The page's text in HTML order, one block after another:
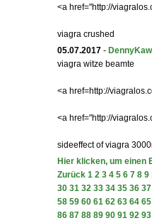
<a href="http://
viagra crushed
05.07.2017 - DennyKaw
viagra witze beamte
<a href=http://
<a href="http://
sideeffect of viagra
Hier klicken, um einen
Zurück 1 2 3 4 5 6 7 8 9
30 31 32 33 34 35 36 37
58 59 60 61 62 63 64 65
86 87 88 89 90 91 92 93